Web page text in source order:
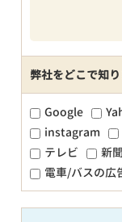
弊社をどこで知
Google
instagram
テレビ
新聞
電車/バスの広